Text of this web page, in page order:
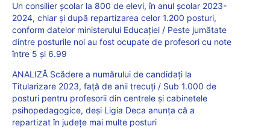
Un consilier școlar la 800 de elevi, în anul școlar 2023-
2024, chiar și după repartizarea celor 1.200 posturi,
conform datelor ministerului Educației / Peste jumătate
dintre posturile noi au fost ocupate de profesori cu note
între 5 și 6.99
ANALIZĂ Scădere a numărului de candidați la
Titularizare 2023, față de anii trecuți / Sub 1.000 de
posturi pentru profesorii din centrele și cabinetele
psihopedagogice, deși Ligia Deca anunța că a
repartizat în județe mai multe posturi